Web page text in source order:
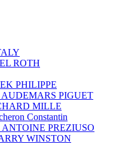
ROTH
PHILIPPE
AUDEMARS PIGUET
MILLE
Constantin
ANTOINE PREZIUSO
WINSTON